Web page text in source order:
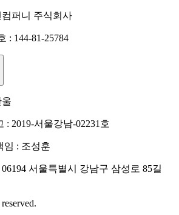
퍼니 주식회사
: 144-81-25784
: 2019-서울강남-02231호
임 : 조성훈
서울특별시 강남구 삼성로 85길